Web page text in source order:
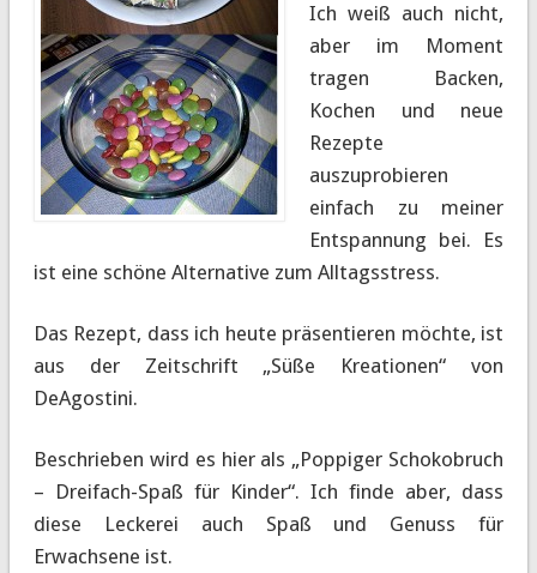
Ich weiß auch nicht,
aber im Moment
tragen Backen,
Kochen und neue
Rezepte
auszuprobieren
einfach zu meiner
Entspannung bei. Es
ist eine schöne Alternative zum Alltagsstress.
Das Rezept, dass ich heute präsentieren möchte, ist
aus der Zeitschrift „Süße Kreationen“ von
DeAgostini.
Beschrieben wird es hier als „Poppiger Schokobruch
– Dreifach-Spaß für Kinder“. Ich finde aber, dass
diese Leckerei auch Spaß und Genuss für
Erwachsene ist.